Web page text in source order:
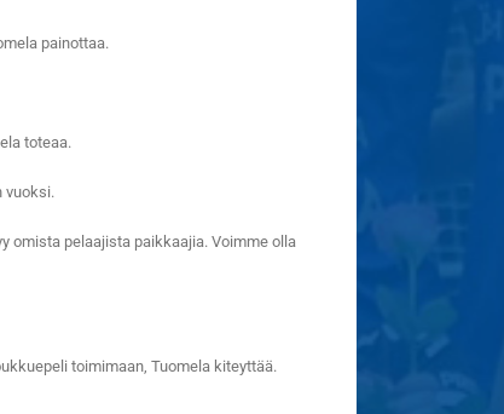
painottaa.
toteaa.
vuoksi.
omista pelaajista paikkaajia. Voimme olla
toimimaan, Tuomela kiteyttää.